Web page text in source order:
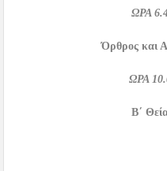
ΩΡΑ
Όρθρος και
ΩΡΑ
Β΄